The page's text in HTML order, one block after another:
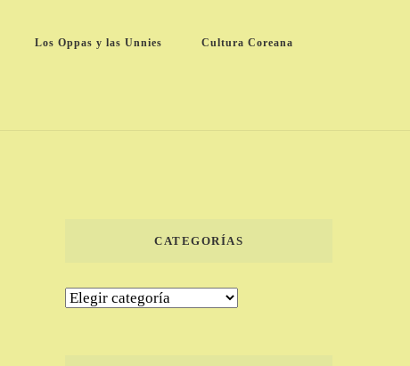
Los Oppas y las Unnies Cultura Coreana
CATEGORÍAS
Categorías